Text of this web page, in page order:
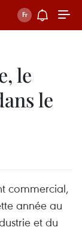
le
le
commercial,
année au
et du